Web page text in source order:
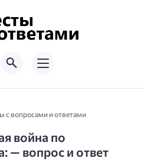
с вопросами и ответами
война по
— вопрос и ответ